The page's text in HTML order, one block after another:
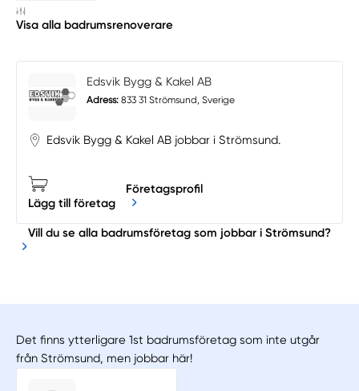
Visa alla badrumsrenoverare
Edsvik Bygg & Kakel AB
Adress: 833 31 Strömsund, Sverige
Edsvik Bygg & Kakel AB jobbar i Strömsund.
Lägg till företag
Företagsprofil
Vill du se alla badrumsföretag som jobbar i Strömsund?
Det finns ytterligare 1st badrumsföretag som inte utgår
från Strömsund, men jobbar här!